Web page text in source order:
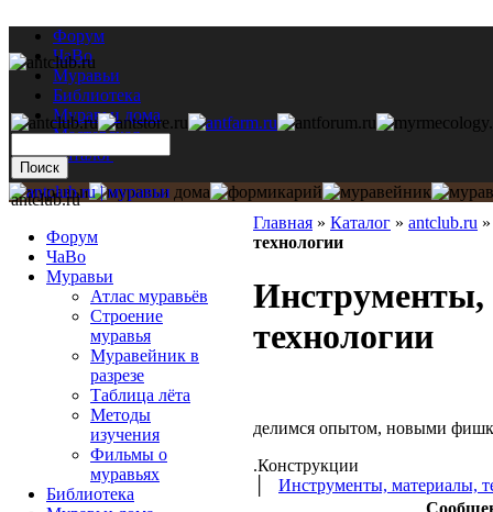
Форум
ЧаВо
Муравьи
Библиотека
Муравьи дома
Мастерская
Каталог
Главная » Каталог » antclub.ru
технологии
технологии
делимся опытом, новыми
.Конструкции
Инструменты, материалы,
antclub.ru
Форум
ЧаВо
Муравьи
Атлас муравьёв
Строение
муравья
Муравейник в
разрезе
Таблица лёта
Методы
изучения
Фильмы о
муравьях
Библиотека